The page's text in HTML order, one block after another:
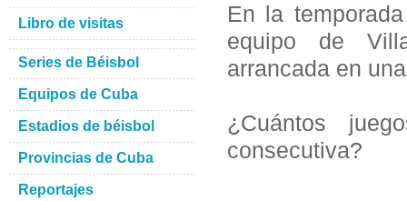
En la
equipo de
arrancada en
¿Cuántos
consecutiva?
Libro de visitas
Series de Béisbol
Equipos de Cuba
Estadios de béisbol
Provincias de Cuba
Reportajes